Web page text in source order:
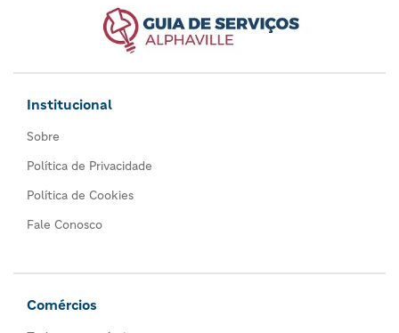
Institucional
Sobre
Política de Privacidade
Política de Cookies
Fale Conosco
Comércios